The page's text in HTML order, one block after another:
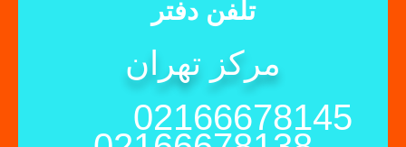
تلفن دفتر
مرکز تهران
02166678145